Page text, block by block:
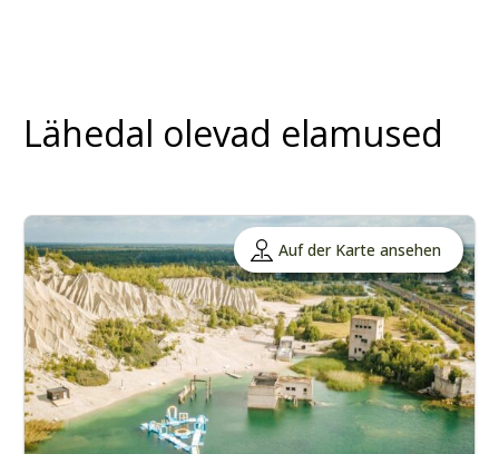
Lähedal olevad elamused
Auf der Karte ansehen